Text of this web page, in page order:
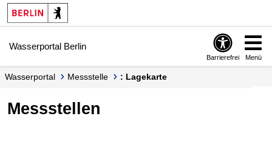
Springe zur Navigation
Springe zum Inhalt
Wasserportal Berlin
Barrierefrei Menü
Wasserportal Messstelle : Lagekarte
Messstellen